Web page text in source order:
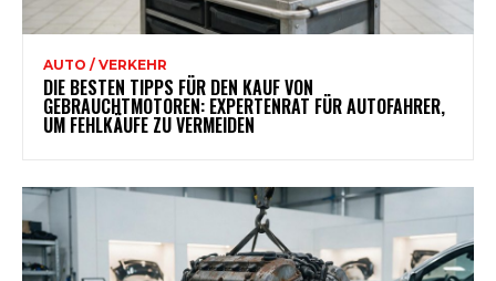
AUTO / VERKEHR
DIE BESTEN TIPPS FÜR DEN KAUF VON
GEBRAUCHTMOTOREN: EXPERTENRAT FÜR AUTOFAHRER,
UM FEHLKÄUFE ZU VERMEIDEN